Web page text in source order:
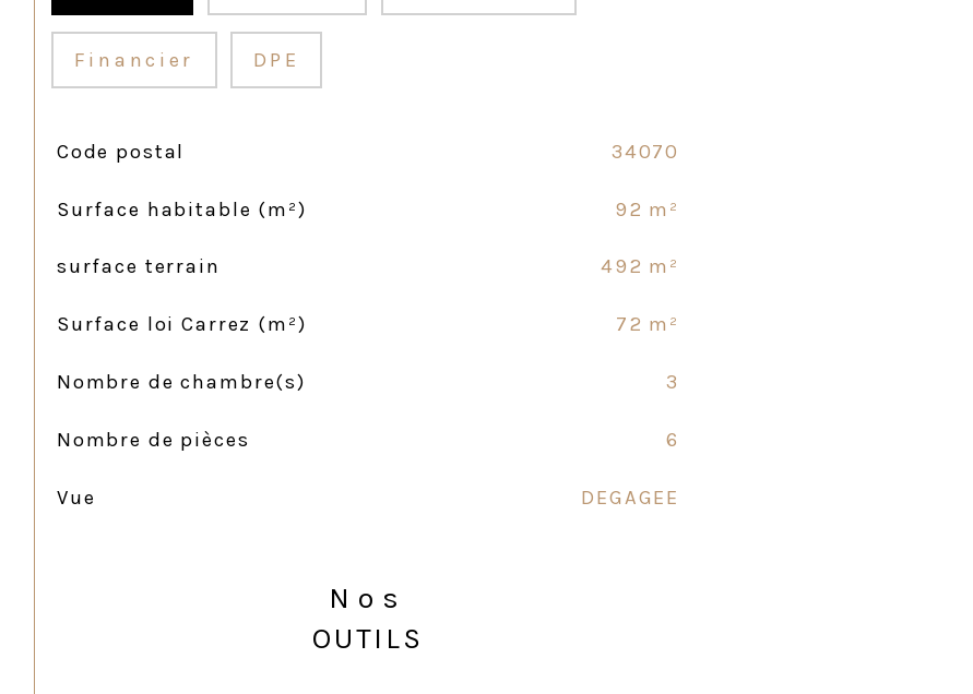
Financier DPE
TRAD_SIROCCO_Caracteristique
Code postal 34070
Surface habitable (m²) 92 m²
surface terrain 492 m²
Surface loi Carrez (m²) 72 m²
Nombre de chambre(s) 3
Nombre de pièces 6
Vue DEGAGEE
Nos
OUTILS